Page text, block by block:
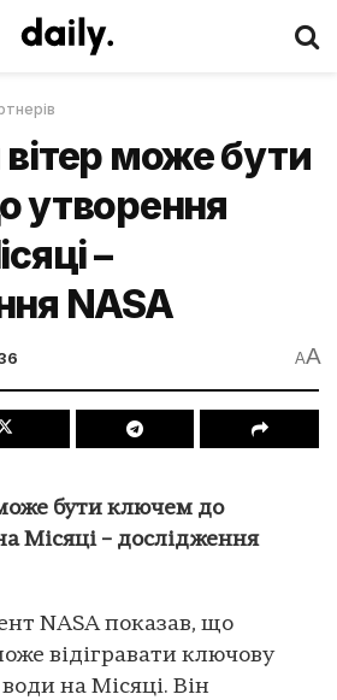
може бути
утворення
–
NASA
AA
бути ключем до
Місяці – дослідження
NASA показав, що
відігравати ключову
на Місяці. Він